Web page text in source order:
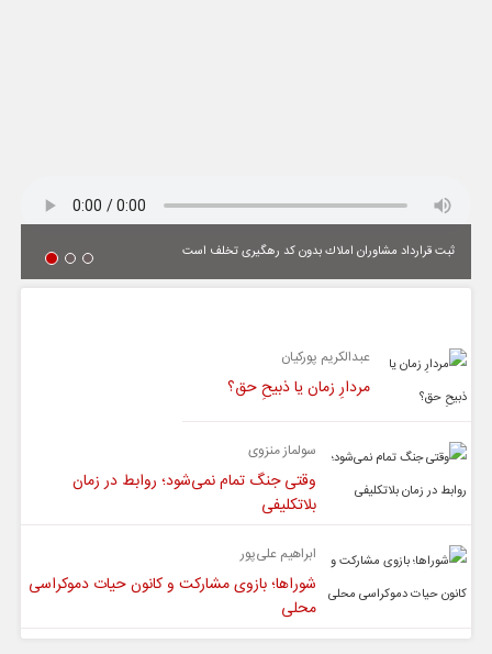
ثبت قرارداد مشاوران املاك بدون كد رهگیری تخلف است
عبدالکریم پورکیان
مردارِ زمان یا ذبیحِ حق؟
سولماز منزوی
وقتی جنگ تمام نمی‌شود؛ روابط در زمان
بلاتکلیفی
ابراهیم علی‌پور
شوراها؛ بازوی مشارکت و کانون حیات دموکراسی
محلی